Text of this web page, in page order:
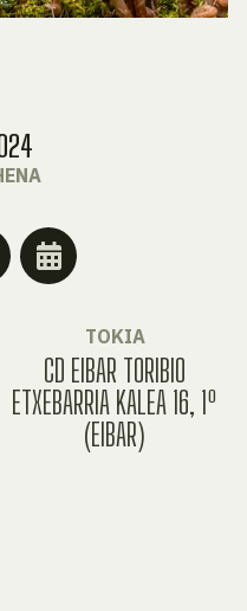
TOKIA
CD EIBAR TORIBIO
ETXEBARRIA KALEA 16, 1º
(EIBAR)